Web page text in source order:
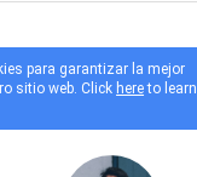
para garantizar la mejor
sitio web. Click hereto learn